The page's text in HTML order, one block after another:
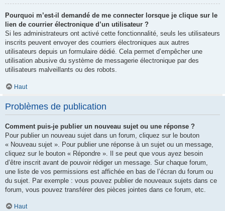
Pourquoi m’est-il demandé de me connecter lorsque je clique sur le
lien de courrier électronique d’un utilisateur ?
Si les administrateurs ont activé cette fonctionnalité, seuls les utilisateurs
inscrits peuvent envoyer des courriers électroniques aux autres
utilisateurs depuis un formulaire dédié. Cela permet d’empêcher une
utilisation abusive du système de messagerie électronique par des
utilisateurs malveillants ou des robots.
Haut
Problèmes de publication
Comment puis-je publier un nouveau sujet ou une réponse ?
Pour publier un nouveau sujet dans un forum, cliquez sur le bouton
« Nouveau sujet ». Pour publier une réponse à un sujet ou un message,
cliquez sur le bouton « Répondre ». Il se peut que vous ayez besoin
d’être inscrit avant de pouvoir rédiger un message. Sur chaque forum,
une liste de vos permissions est affichée en bas de l’écran du forum ou
du sujet. Par exemple : vous pouvez publier de nouveaux sujets dans ce
forum, vous pouvez transférer des pièces jointes dans ce forum, etc.
Haut